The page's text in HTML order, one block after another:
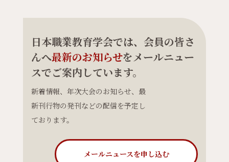
日本職業教育学会では、会員の皆さ
んへ最新のお知らせをメールニュー
スでご案内しています。
新着情報、年次大会のお知らせ、最
新刊行物の発刊などの配信を予定し
ております。
メールニュースを申し込む